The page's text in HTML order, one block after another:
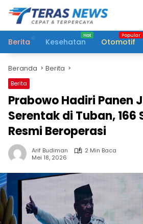
Langsung
konten
Berita
Kesehatan Otomotif
Beranda Berita
Berita
Prabowo Hadiri Panen
Serentak di Tuban, 166
Resmi Beroperasi
Arif Budiman
2 Min Baca
Mei 18, 2026